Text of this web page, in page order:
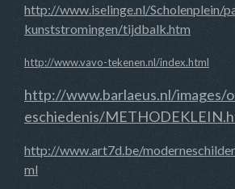
http://www.iselinge.nl/Scholenplein/
kunststromingen/tijdbalk.htm
http://www.vavo-tekenen.nl/index.html
http://www.barlaeus.nl/images/
eschiedenis/
http://www.art7d.be/
ml